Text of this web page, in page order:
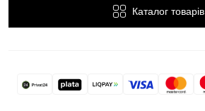
Каталог товарів